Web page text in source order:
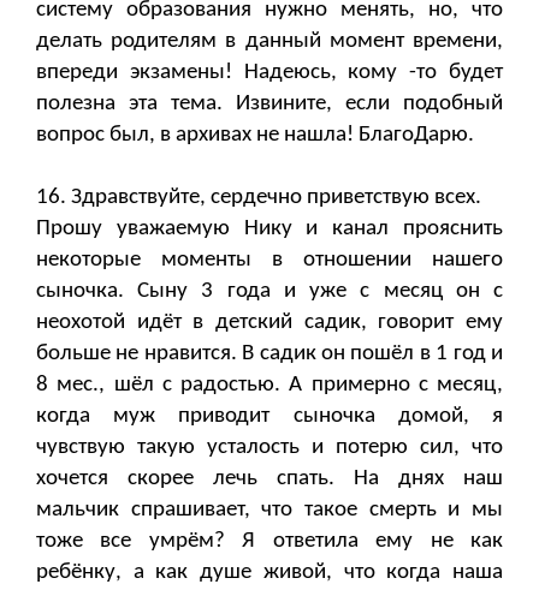
систему образования нужно менять, но, что
делать родителям в данный момент времени,
впереди экзамены! Надеюсь, кому -то будет
полезна эта тема. Извините, если подобный
вопрос был, в архивах не нашла! БлагоДарю.
16. Здравствуйте, сердечно приветствую всех.
Прошу уважаемую Нику и канал прояснить
некоторые моменты в отношении нашего
сыночка. Cынy 3 года и уже с месяц он с
неохотой идёт в детский садик, говорит ему
больше не нравится. В садик он пошёл в 1 год и
8 мес., шёл с радостью. А примерно с месяц,
когда муж приводит сыночка домой, я
чувствую такую усталость и потерю сил, что
хочется скорее лечь спать. На днях наш
мальчик спрашивает, что такое смерть и мы
тоже все умрём? Я ответила ему не как
ребёнку, а как душе живой, что когда наша